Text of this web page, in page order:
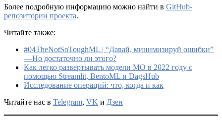
Более подробную информацию можно найти в GitHub-
репозитории проекта.
Читайте также:
#04TheNotSoToughML | “Давай, минимизируй ошибки”
— Но достаточно ли этого?
Как легко развертывать модели МО в 2022 году с
помощью Streamlit, BentoML и DagsHub
Исследование операций: что, когда и как
Читайте нас в Telegram, VK и Дзен